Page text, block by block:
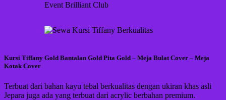
Event Brilliant Club
Kursi Tiffany Gold Bantalan Gold Pita Gold – Meja Bulat Cover – Meja
Kotak Cover
Terbuat dari bahan kayu tebal berkualitas dengan ukiran khas asli
Jepara juga ada yang terbuat dari acrylic berbahan premium.